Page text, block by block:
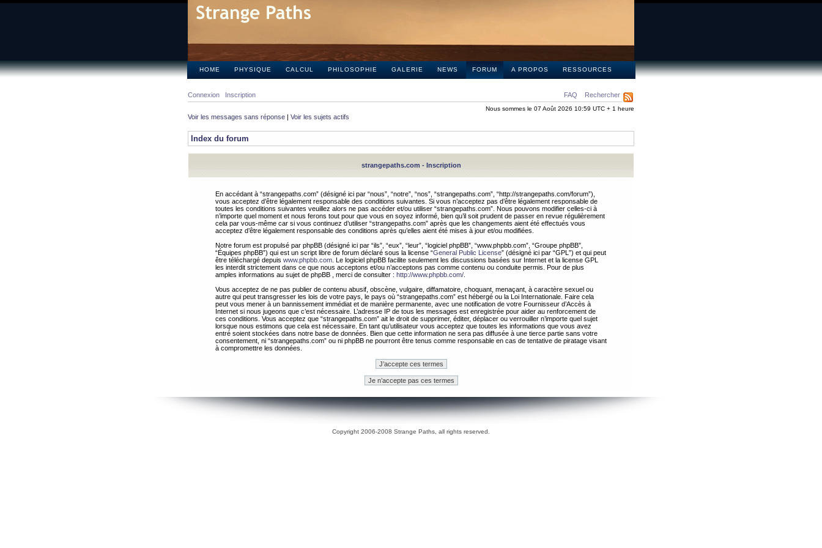
HOME PHYSIQUE CALCUL PHILOSOPHIE GALERIE NEWS FORUM A PROPOS RESSOURCES
FAQ Rechercher
Connexion Inscription
Nous sommes le 07 Août 2026 10:59 UTC + 1 heure
Voir les messages sans réponse | Voir les sujets actifs
Index du forum
strangepaths.com - Inscription
En accédant à “strangepaths.com” (désigné ici par “nous”, “notre”, “nos”, “strangepaths.com”, “http://strangepaths.com/forum”),
vous acceptez d’être légalement responsable des conditions suivantes. Si vous n’acceptez pas d’être légalement responsable de
toutes les conditions suivantes veuillez alors ne pas accéder et/ou utiliser “strangepaths.com”. Nous pouvons modifier celles-ci à
n’importe quel moment et nous ferons tout pour que vous en soyez informé, bien qu’il soit prudent de passer en revue régulièrement
cela par vous-même car si vous continuez d’utiliser “strangepaths.com” après que les changements aient été effectués vous
acceptez d’être légalement responsable des conditions après qu’elles aient été mises à jour et/ou modifiées.
Notre forum est propulsé par phpBB (désigné ici par “ils”, “eux”, “leur”, “logiciel phpBB”, “www.phpbb.com”, “Groupe phpBB”,
“Équipes phpBB”) qui est un script libre de forum déclaré sous la license “General Public License” (désigné ici par “GPL”) et qui peut
être téléchargé depuis www.phpbb.com . Le logiciel phpBB facilite seulement les discussions basées sur Internet et la license GPL
les interdit strictement dans ce que nous acceptons et/ou n’acceptons pas comme contenu ou conduite permis. Pour de plus
amples informations au sujet de phpBB , merci de consulter : http://www.phpbb.com/
Vous acceptez de ne pas publier de contenu abusif, obscène, vulgaire, diffamatoire, choquant, menaçant, à caractère sexuel ou
autre qui peut transgresser les lois de votre pays, le pays où “strangepaths.com” est hébergé ou la Loi Internationale. Faire cela
peut vous mener à un bannissement immédiat et de manière permanente, avec une notification de votre Fournisseur d’Accès à
Internet si nous jugeons que c’est nécessaire. L’adresse IP de tous les messages est enregistrée pour aider au renforcement de
ces conditions. Vous acceptez que “strangepaths.com” ait le droit de supprimer, éditer, déplacer ou verrouiller n’importe quel sujet
lorsque nous estimons que cela est nécessaire. En tant qu’utilisateur vous acceptez que toutes les informations que vous avez
entré soient stockées dans notre base de données. Bien que cette information ne sera pas diffusée à une tierce partie sans votre
consentement, ni “strangepaths.com” ou ni phpBB ne pourront être tenus comme responsable en cas de tentative de piratage visant
à compromettre les données.
Copyright 2006-2008 Strange Paths, all rights reserved.